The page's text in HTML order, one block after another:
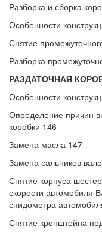
Разборка и сборка
Особенности
Снятие
Разборка
РАЗДАТОЧНАЯ
Особенности
Определение причин
коробки 146
Замена масла 147
Замена сальников
Снятие корпуса
скорости автомобиля
спидометра
Снятие кронштейна